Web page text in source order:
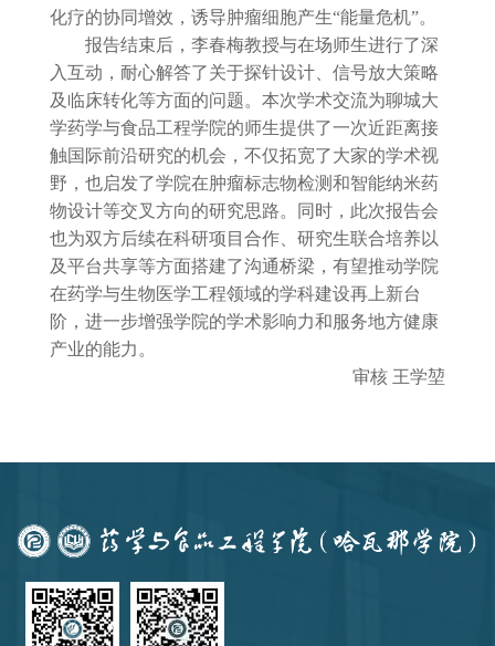
化疗的协同增效，诱导肿瘤细胞产生“能量危机”。
报告结束后，李春梅教授与在场师生进行了深
入互动，耐心解答了关于探针设计、信号放大策略
及临床转化等方面的问题。本次学术交流为聊城大
学药学与食品工程学院的师生提供了一次近距离接
触国际前沿研究的机会，不仅拓宽了大家的学术视
野，也启发了学院在肿瘤标志物检测和智能纳米药
物设计等交叉方向的研究思路。同时，此次报告会
也为双方后续在科研项目合作、研究生联合培养以
及平台共享等方面搭建了沟通桥梁，有望推动学院
在药学与生物医学工程领域的学科建设再上新台
阶，进一步增强学院的学术影响力和服务地方健康
产业的能力。
审核 王学堃